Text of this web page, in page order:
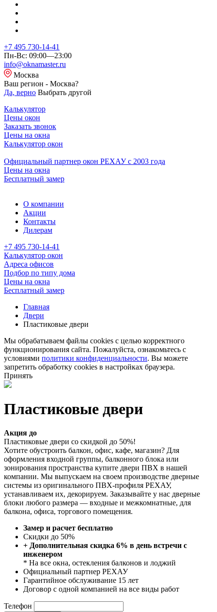
+7 495 730-14-41
Пн-Вс: 09:00—23:00
info@oknamaster.ru
Москва
Ваш регион - Москва?
Да, верно Выбрать другой
Калькулятор
Цены окон
Заказать звонок
Цены на окна
Калькулятор окон
Официальный партнер окон РЕХАУ с 2003 года
Цены на окна
Бесплатный замер
О компании
Акции
Контакты
Дилерам
+7 495 730-14-41
Калькулятор окон
Адреса офисов
Подбор по типу дома
Цены на окна
Бесплатный замер
Главная
Двери
Пластиковые двери
Мы обрабатываем файлы cookies с целью корректного
функционирования сайта. Пожалуйста, ознакомьтесь с
условиями политики конфиденциальности. Вы можете
запретить обработку cookies в настройках браузера.
Принять
Пластиковые двери
Акция до
Пластиковые двери со скидкой до 50%!
Хотите обустроить балкон, офис, кафе, магазин? Для
оформления входной группы, балконного блока или
зонирования пространства купите двери ПВХ в нашей
компании. Мы выпускаем на своем производстве дверные
системы из оригинального ПВХ-профиля РЕХАУ,
устанавливаем их, декорируем. Заказывайте у нас дверные
блоки любого размера — входные и межкомнатные, для
балкона, офиса, торгового помещения.
Замер и расчет бесплатно
Скидки до 50%
+ Дополнительная скидка 6% в день встречи с
инженером
* На все окна, остекления балконов и лоджий
Официальный партнер РЕХАУ
Гарантийное обслуживание 15 лет
Договор с одной компанией на все виды работ
Телефон